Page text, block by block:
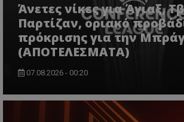
Άνετες νίκες για Άγιαξ,
Παρτίζαν, οριακό
πρόκρισης για την
(ΑΠΟΤΕΛΕΣΜΑΤΑ)
07.08.2026 - 00:20